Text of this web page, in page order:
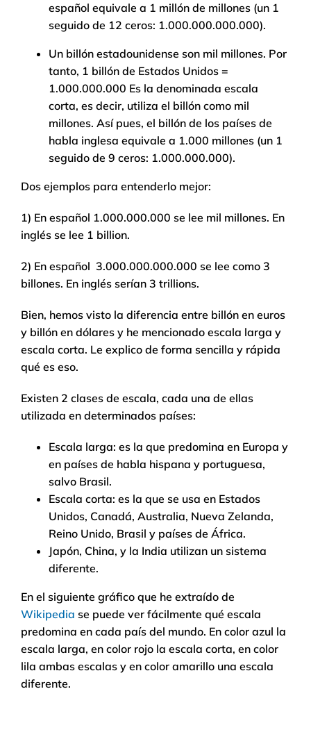
español equivale a 1 millón de millones (un 1
seguido de 12 ceros: 1.000.000.000.000).
Un billón estadounidense son mil millones. Por
tanto, 1 billón de Estados Unidos =
1.000.000.000 Es la denominada escala
corta, es decir, utiliza el billón como mil
millones. Así pues, el billón de los países de
habla inglesa equivale a 1.000 millones (un 1
seguido de 9 ceros: 1.000.000.000).
Dos ejemplos para entenderlo mejor:
1) En español 1.000.000.000 se lee mil millones. En
inglés se lee 1 billion.
2) En español 3.000.000.000.000 se lee como 3
billones. En inglés serían 3 trillions.
Bien, hemos visto la diferencia entre billón en euros
y billón en dólares y he mencionado escala larga y
escala corta. Le explico de forma sencilla y rápida
qué es eso.
Existen 2 clases de escala, cada una de ellas
utilizada en determinados países:
Escala larga: es la que predomina en Europa y
en países de habla hispana y portuguesa,
salvo Brasil.
Escala corta: es la que se usa en Estados
Unidos, Canadá, Australia, Nueva Zelanda,
Reino Unido, Brasil y países de África.
Japón, China, y la India utilizan un sistema
diferente.
En el siguiente gráfico que he extraído de
Wikipedia se puede ver fácilmente qué escala
predomina en cada país del mundo. En color azul la
escala larga, en color rojo la escala corta, en color
lila ambas escalas y en color amarillo una escala
diferente.